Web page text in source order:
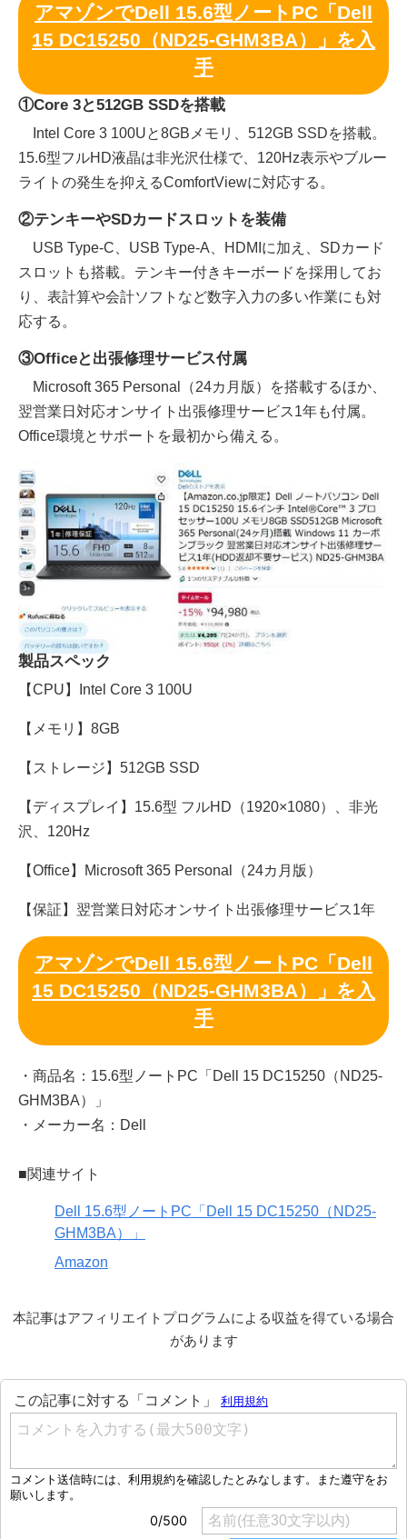
アマゾンでDell 15.6型ノートPC「Dell
15 DC15250（ND25-GHM3BA）」を入
手
①Core 3と512GB SSDを搭載
Intel Core 3 100Uと8GBメモリ、512GB SSDを搭載。
15.6型フルHD液晶は非光沢仕様で、120Hz表示やブルー
ライトの発生を抑えるComfortViewに対応する。
②テンキーやSDカードスロットを装備
USB Type-C、USB Type-A、HDMIに加え、SDカード
スロットも搭載。テンキー付きキーボードを採用してお
り、表計算や会計ソフトなど数字入力の多い作業にも対
応する。
③Officeと出張修理サービス付属
Microsoft 365 Personal（24カ月版）を搭載するほか、
翌営業日対応オンサイト出張修理サービス1年も付属。
Office環境とサポートを最初から備える。
製品スペック
【CPU】Intel Core 3 100U
【メモリ】8GB
【ストレージ】512GB SSD
【ディスプレイ】15.6型 フルHD（1920×1080）、非光
沢、120Hz
【Office】Microsoft 365 Personal（24カ月版）
【保証】翌営業日対応オンサイト出張修理サービス1年
アマゾンでDell 15.6型ノートPC「Dell
15 DC15250（ND25-GHM3BA）」を入
手
・商品名：15.6型ノートPC「Dell 15 DC15250（ND25-
GHM3BA）」
・メーカー名：Dell
■関連サイト
Dell 15.6型ノートPC「Dell 15 DC15250（ND25-
GHM3BA）」
Amazon
本記事はアフィリエイトプログラムによる収益を得ている場合
があります